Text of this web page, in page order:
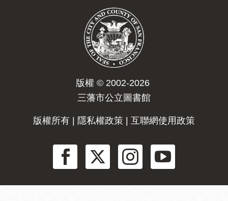
版權 © 2002-2026
三藩市公立圖書館
版權所有 | 隱私權政策 | 互聯網使用政策